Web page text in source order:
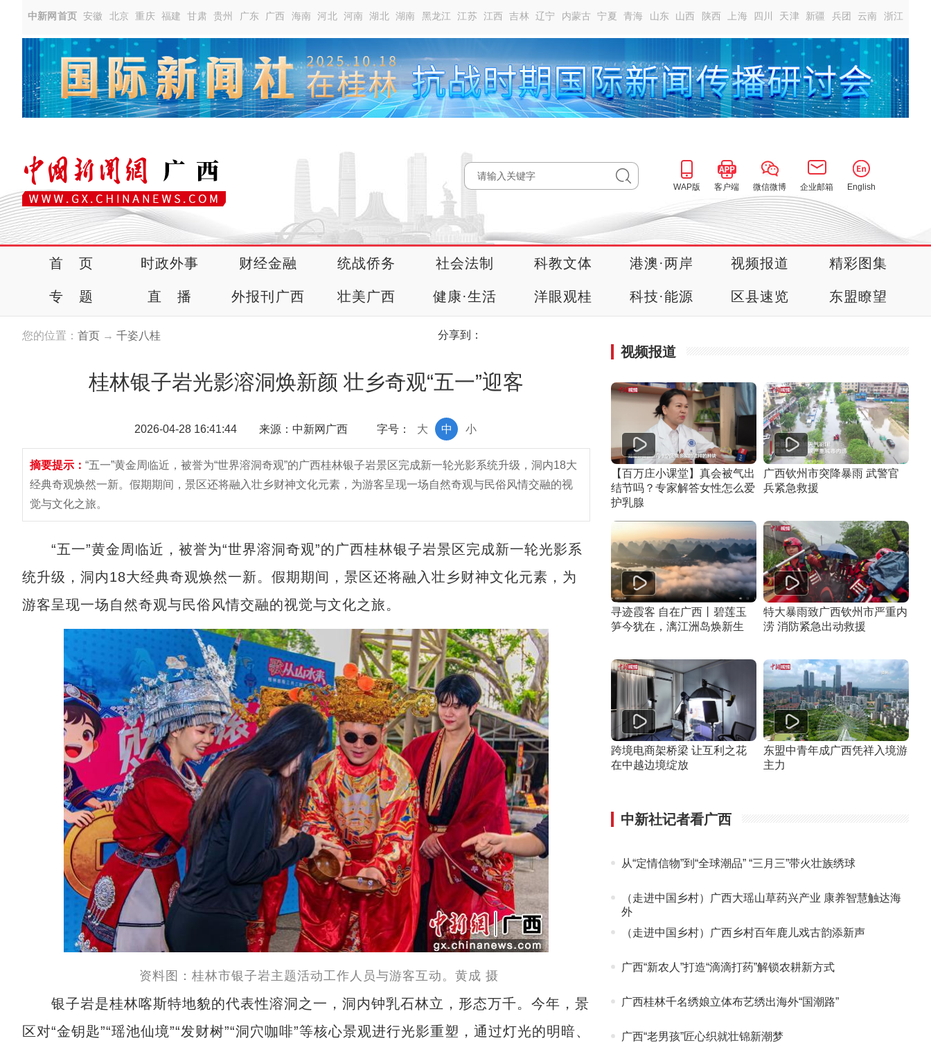
中新网首页 安徽 北京 重庆 福建 甘肃 贵州 广东 广西 海南 河北 河南 湖北 湖南 黑龙江 江苏 江西 吉林 辽宁 内蒙古 宁夏 青海 山东 山西 陕西 上海 四川 天津 新疆 兵团 云南 浙江
WAP版 客户端 微信微博 企业邮箱 English
首 页 时政外事 财经金融 统战侨务 社会法制 科教文体 港澳·两岸 视频报道 精彩图集
专 题 直 播 外报刊广西 壮美广西 健康·生活 洋眼观桂 科技·能源 区县速览 东盟瞭望
您的位置： 首页 → 千姿八桂 分享到：
桂林银子岩光影溶洞焕新颜 壮乡奇观“五一”迎客
2026-04-28 16:41:44 来源：中新网广西 字号： 小
中
大
摘要提示： “五一”黄金周临近，被誉为“世界溶洞奇观”的广西桂林银子岩景区完成新一轮光影系统升级，洞内18大
经典奇观焕然一新。假期期间，景区还将融入壮乡财神文化元素，为游客呈现一场自然奇观与民俗风情交融的视
觉与文化之旅。
“五一”黄金周临近，被誉为“世界溶洞奇观”的广西桂林银子岩景区完成新一轮光影系
统升级，洞内18大经典奇观焕然一新。假期期间，景区还将融入壮乡财神文化元素，为
游客呈现一场自然奇观与民俗风情交融的视觉与文化之旅。
资料图：桂林市银子岩主题活动工作人员与游客互动。黄成 摄
银子岩是桂林喀斯特地貌的代表性溶洞之一，洞内钟乳石林立，形态万千。今年，景
区对“金钥匙”“瑶池仙境”“发财树”“洞穴咖啡”等核心景观进行光影重塑，通过灯光的明暗、
视频报道
【百万庄小课堂】真会被气出
结节吗？专家解答女性怎么爱
护乳腺
广西钦州市突降暴雨 武警官
兵紧急救援
寻迹霞客 自在广西丨碧莲玉
笋今犹在，漓江洲岛焕新生
特大暴雨致广西钦州市严重内
涝 消防紧急出动救援
跨境电商架桥梁 让互利之花
在中越边境绽放
东盟中青年成广西凭祥入境游
主力
中新社记者看广西
从“定情信物”到“全球潮品” “三月三”带火壮族绣球
（走进中国乡村）广西大瑶山草药兴产业 康养智慧触达海
外
（走进中国乡村）广西乡村百年鹿儿戏古韵添新声
广西“新农人”打造“滴滴打药”解锁农耕新方式
广西桂林千名绣娘立体布艺绣出海外“国潮路”
广西“老男孩”匠心织就壮锦新潮梦